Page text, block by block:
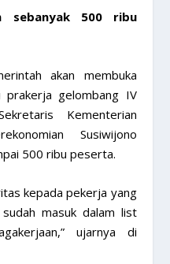
sebanyak 500 ribu
akan membuka
gelombang IV
Kementerian
Susiwijono
500 ribu peserta.
kepada pekerja yang
masuk dalam list
ujarnya di